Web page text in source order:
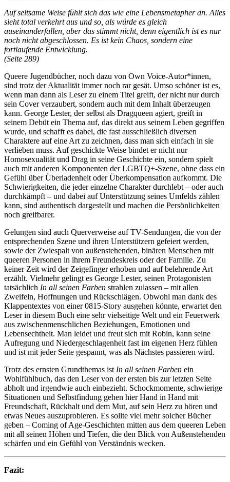
Auf seltsame Weise fühlt sich das wie eine Lebensmetapher an. Alles
sieht total verkehrt aus und so, als würde es gleich
auseinanderfallen, aber das stimmt nicht, denn eigentlich ist es nur
noch nicht abgeschlossen. Es ist kein Chaos, sondern eine
fortlaufende Entwicklung.
(Seite 289)
Queere Jugendbücher, noch dazu von Own Voice-Autor*innen,
sind trotz der Aktualität immer noch rar gesät. Umso schöner ist es,
wenn man dann als Leser zu einem Titel greift, der nicht nur durch
sein Cover verzaubert, sondern auch mit dem Inhalt überzeugen
kann. George Lester, der selbst als Dragqueen agiert, greift in
seinem Debüt ein Thema auf, das direkt aus seinem Leben gegriffen
wurde, und schafft es dabei, die fast ausschließlich diversen
Charaktere auf eine Art zu zeichnen, dass man sich einfach in sie
verlieben muss. Auf geschickte Weise bindet er nicht nur
Homosexualität und Drag in seine Geschichte ein, sondern spielt
auch mit anderen Komponenten der LGBTQ+-Szene, ohne dass ein
Gefühl über Überladenheit oder Überkompensation aufkommt. Die
Schwierigkeiten, die jeder einzelne Charakter durchlebt – oder auch
durchkämpft – und dabei auf Unterstützung seines Umfelds zählen
kann, sind authentisch dargestellt und machen die Persönlichkeiten
noch greifbarer.
Gelungen sind auch Querverweise auf TV-Sendungen, die von der
entsprechenden Szene und ihren Unterstützern gefeiert werden,
sowie der Zwiespalt von außenstehenden, binären Menschen mit
queeren Personen in ihrem Freundeskreis oder der Familie. Zu
keiner Zeit wird der Zeigefinger erhoben und auf belehrende Art
erzählt. Vielmehr gelingt es George Lester, seinen Protagonisten
tatsächlich In all seinen Farben strahlen zulassen – mit allen
Zweifeln, Hoffnungen und Rückschlägen. Obwohl man dank des
Klappentextes von einer 0815-Story ausgehen könnte, erwartet den
Leser in diesem Buch eine sehr vielseitige Welt und ein Feuerwerk
aus zwischenmenschlichen Beziehungen, Emotionen und
Lebensechtheit. Man leidet und freut sich mit Robin, kann seine
Aufregung und Niedergeschlagenheit fast im eigenen Herz fühlen
und ist mit jeder Seite gespannt, was als Nächstes passieren wird.
Trotz des ernsten Grundthemas ist In all seinen Farben ein
Wohlfühlbuch, das den Leser von der ersten bis zur letzten Seite
abholt und irgendwie auch einbezieht. Schockmomente, schwierige
Situationen und Selbstfindung gehen hier Hand in Hand mit
Freundschaft, Rückhalt und dem Mut, auf sein Herz zu hören und
etwas Neues auszuprobieren. Es sollte viel mehr solcher Bücher
geben – Coming of Age-Geschichten mitten aus dem queeren Leben
mit all seinen Höhen und Tiefen, die den Blick von Außenstehenden
schärfen und ein Gefühl von Verständnis wecken.
Fazit: